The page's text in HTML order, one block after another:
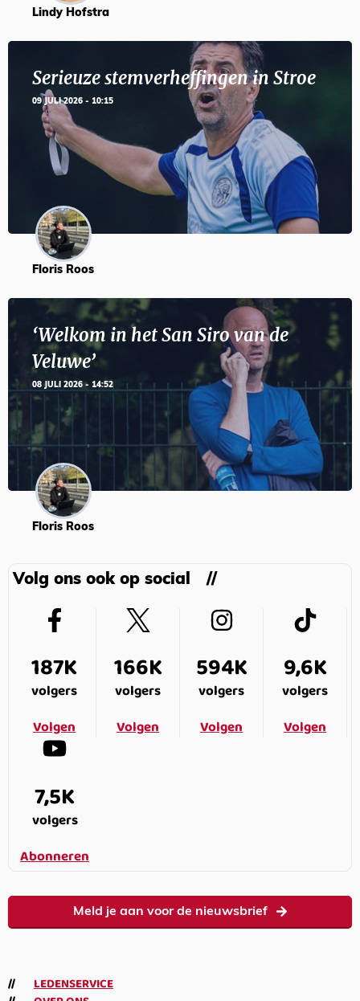
Lindy Hofstra
Serieuze stemverheffingen in Stroe
09 JULI 2026 - 10:15
Floris Roos
‘Welkom in het San Siro van de
Veluwe’
08 JULI 2026 - 14:52
Floris Roos
Volg ons ook op social
187K
volgers
Volgen
166K
volgers
Volgen
594K
volgers
Volgen
9,6K
volgers
Volgen
7,5K
volgers
Abonneren
Meld je aan voor de nieuwsbrief
LEDENSERVICE